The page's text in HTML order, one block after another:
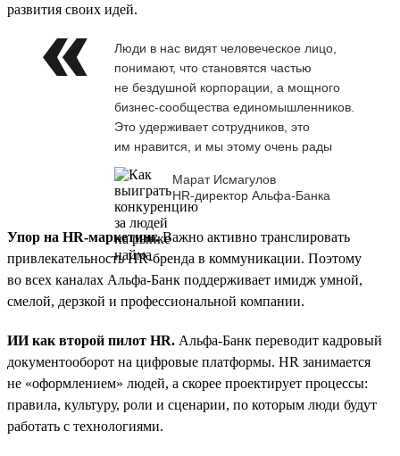
развития своих идей.
Люди в нас видят человеческое лицо,
понимают, что становятся частью
не бездушной корпорации, а мощного
бизнес-сообщества единомышленников.
Это удерживает сотрудников, это
им нравится, и мы этому очень рады
Марат Исмагулов
HR-директор Альфа-Банка
Упор на HR-маркетинг.Важно активно транслировать
привлекательность HR-бренда в коммуникации. Поэтому
во всех каналах Альфа-Банк поддерживает имидж умной,
смелой, дерзкой и профессиональной компании.
ИИ как второй пилот HR. Альфа-Банк переводит кадровый
документооборот на цифровые платформы. HR занимается
не «оформлением» людей, а скорее проектирует процессы:
правила, культуру, роли и сценарии, по которым люди будут
работать с технологиями.